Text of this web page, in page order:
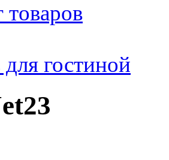
товаров
гостиной